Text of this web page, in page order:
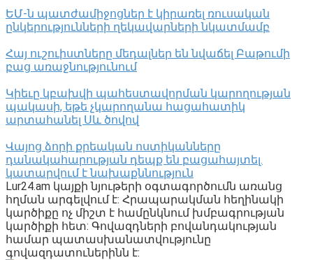
ԵՄ-ն պատժամիջոցներ է կիրառել ռուսական
ընկերությունների ղեկավարների նկատմամբ
Հայ ուշուիստները մեդալներ են նվաճել Բաթումի
բաց առաջնությունում
Կիեւը կբախվի պահեստավորման կարողության
պակասի, եթե չկարողանա հացահատիկ
արտահանել Սև ծովով
Վայոց ձորի քրեական ոստիկանները
դանակահարության դեպք են բացահայտել․
կատարվում է նախաքննություն
Lur24.am կայքի նյութերի օգտագործումն առանց
հղման արգելվում է: Հրապարակման հեղինակի
կարծիքը ոչ միշտ է համընկնում խմբագրության
կարծիքի հետ: Գովազդների բովանդակության
համար պատասխանատվությունը
գովազդատուներինն է: